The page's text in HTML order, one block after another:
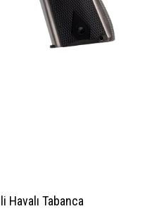
Havalı Tabanca